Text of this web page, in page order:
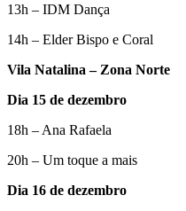
13h – IDM Dança
14h – Elder Bispo e Coral
Vila Natalina – Zona Norte
Dia 15 de dezembro
18h – Ana Rafaela
20h – Um toque a mais
Dia 16 de dezembro